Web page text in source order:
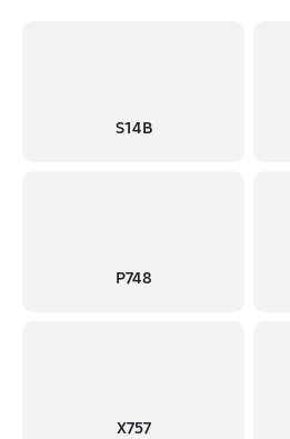
S14B
P748
X757